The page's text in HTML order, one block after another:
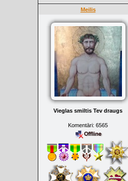
Meilis
Vieglas smiltis Tev draugs
Komentāri: 6565